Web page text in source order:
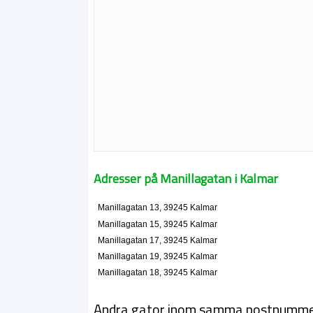
Adresser på Manillagatan i Kalmar
Manillagatan 13, 39245 Kalmar
Manillagatan 15, 39245 Kalmar
Manillagatan 17, 39245 Kalmar
Manillagatan 19, 39245 Kalmar
Manillagatan 18, 39245 Kalmar